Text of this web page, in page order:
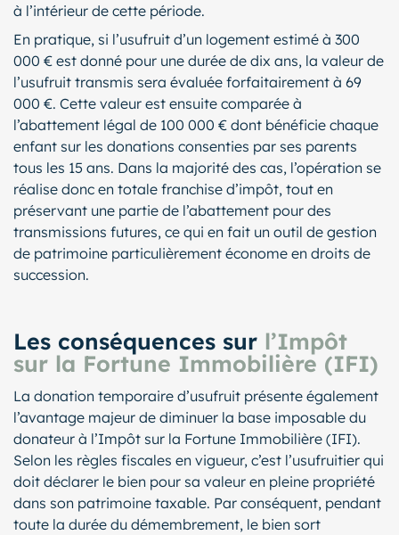
à l’intérieur de cette période.
En pratique, si l’usufruit d’un logement estimé à 300
000 € est donné pour une durée de dix ans, la valeur de
l’usufruit transmis sera évaluée forfaitairement à 69
000 €. Cette valeur est ensuite comparée à
l’abattement légal de 100 000 € dont bénéficie chaque
enfant sur les donations consenties par ses parents
tous les 15 ans. Dans la majorité des cas, l’opération se
réalise donc en totale franchise d’impôt, tout en
préservant une partie de l’abattement pour des
transmissions futures, ce qui en fait un outil de gestion
de patrimoine particulièrement économe en droits de
succession.
Les conséquences sur l’Impôt
sur la Fortune Immobilière (IFI)
La donation temporaire d’usufruit présente également
l’avantage majeur de diminuer la base imposable du
donateur à l’Impôt sur la Fortune Immobilière (IFI).
Selon les règles fiscales en vigueur, c’est l’usufruitier qui
doit déclarer le bien pour sa valeur en pleine propriété
dans son patrimoine taxable. Par conséquent, pendant
toute la durée du démembrement, le bien sort